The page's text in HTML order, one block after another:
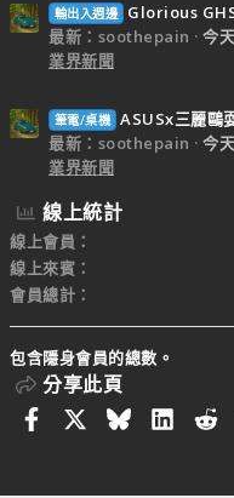
輸出入週邊
Glorious
最新：soothepain
今
業界新聞
筆電/桌機 ASUSx三麗鷗
最新：soothepain
今
業界新聞
線上統計
線上會員
線上來賓
會員總計
包含隱身會員的總數。
分享此頁
FacebookBluesky